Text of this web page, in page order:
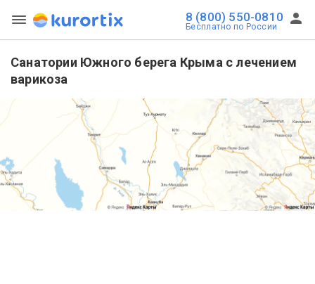
8 (800) 550-0810
Бесплатно по России
Санатории Южного берега Крыма с лечением
варикоза